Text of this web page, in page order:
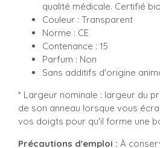
qualité médicale. Certifié
Couleur : Transparent
Norme : CE
Contenance : 15
Parfum : Non
Sans additifs d'origine
* Largeur nominale : largeur du
de son anneau lorsque vous
vos doigts pour qu'il forme une
Précautions d'emploi : À